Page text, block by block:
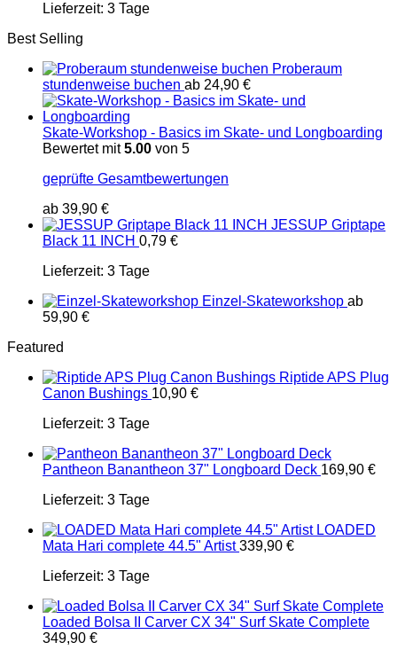
Lieferzeit: 3 Tage
Best Selling
Proberaum
stundenweise buchen ab 24,90 €
Skate-Workshop - Basics im Skate- und Longboarding
Bewertet mit5.00 von 5
geprüfte Gesamtbewertungen
ab 39,90 €
JESSUP Griptape
Black 11 INCH 0,79 €
Lieferzeit: 3 Tage
Einzel-Skateworkshop ab
59,90 €
Featured
Riptide APS Plug
Canon Bushings 10,90 €
Lieferzeit: 3 Tage
Pantheon Banantheon 37" Longboard Deck 169,90 €
Lieferzeit: 3 Tage
LOADED
Mata Hari complete 44.5" Artist 339,90 €
Lieferzeit: 3 Tage
Loaded Bolsa II Carver CX 34" Surf Skate Complete
349,90 €